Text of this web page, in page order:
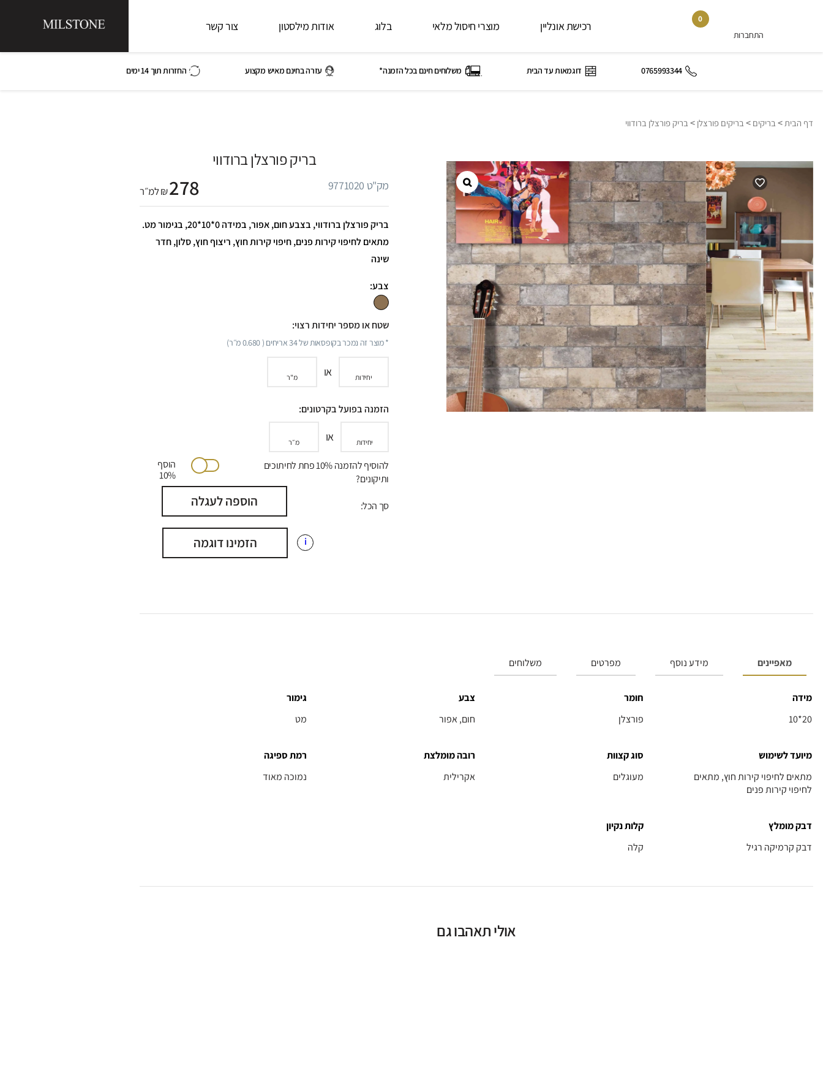
התחברות
0
רכישת אונליין מוצרי חיסול מלאי בלוג אודות מילסטון צור קשר
0765993344 דוגמאות עד הבית משלוחים חינם בכל הזמנה* עזרה בחינם מאיש מקצוע החזרות תוך 14 ימים
דף הבית> בריקים > בריקים פורצלן > בריק פורצלן ברודווי
בריק פורצלן ברודווי
מק"ט 9771020 278₪ למ״ר
בריק פורצלן ברודווי, בצבע חום, אפור, במידה 0*10*20, בגימור מט.
מתאים לחיפוי קירות פנים, חיפוי קירות חוץ, ריצוף חוץ, סלון, חדר
שינה
צבע:
שטח או מספר יחידות רצוי:
* מוצר זה נמכר בקופסאות של34אריחים (0.680מ״ר)
יחידות או מ"ר
הזמנה בפועל בקרטונים:
יחידות או מ״ר
להוסיף להזמנה 10% פחת לחיתוכים
ותיקונים?
הוסף
10%
סך הכל: הוספה לעגלה
הזמינו דוגמה i
מאפיינים מידע נוסף מפרטים משלוחים
מידה
10*20
חומר
פורצלן
צבע
חום, אפור
גימור
מט
מיועד לשימוש
מתאים לחיפוי קירות חוץ, מתאים
לחיפוי קירות פנים
סוג קצוות
מעוגלים
רובה מומלצת
אקרילית
רמת ספיגה
נמוכה מאוד
דבק מומלץ
דבק קרמיקה רגיל
קלות נקיון
קלה
אולי תאהבו גם